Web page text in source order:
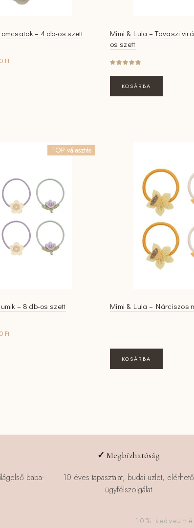
– 4 db-os szett
Ft
Mimi & Lula – Tavaszi
os szett
KOSÁRBA
TOP választás
– 8 db-os szett
Ft
Mimi & Lula – Nárciszos
KOSÁRBA
baba-
✓Megbízhatóság
10 éves tapasztalat, budai üzlet, elérhető
ügyfélszolgálat
10%